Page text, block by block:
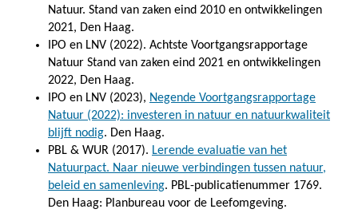
Natuur. Stand van zaken eind 2010 en ontwikkelingen
2021, Den Haag.
IPO en LNV (2022). Achtste Voortgangsrapportage
Natuur Stand van zaken eind 2021 en ontwikkelingen
2022, Den Haag.
IPO en LNV (2023), Negende Voortgangsrapportage
Natuur (2022): investeren in natuur en natuurkwaliteit
blijft nodig. Den Haag.
PBL & WUR (2017). Lerende evaluatie van het
Natuurpact. Naar nieuwe verbindingen tussen natuur,
beleid en samenleving. PBL-publicatienummer 1769.
Den Haag: Planbureau voor de Leefomgeving.